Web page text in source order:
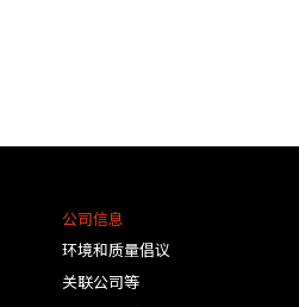
公司信息
环境和质量倡议
关联公司等